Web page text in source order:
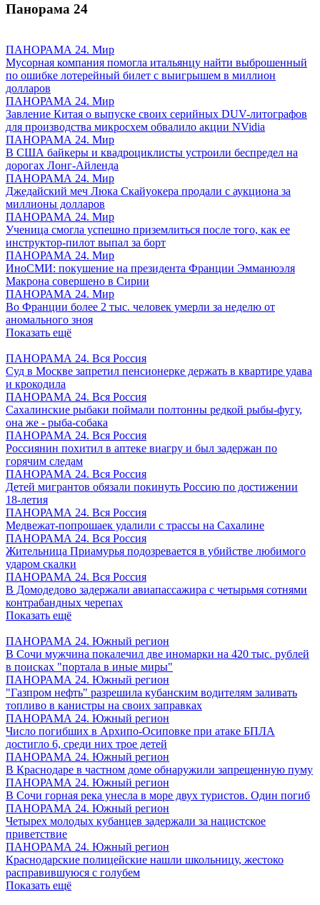
Панорама 24
ПАНОРАМА 24. Мир
Мусорная компания помогла итальянцу найти выброшенный
по ошибке лотерейный билет с выигрышем в миллион
долларов
ПАНОРАМА 24. Мир
Завление Китая о выпуске своих серийных DUV-литографов
для производства микросхем обвалило акции NVidia
ПАНОРАМА 24. Мир
В США байкеры и квадроциклисты устроили беспредел на
дорогах Лонг-Айленда
ПАНОРАМА 24. Мир
Джедайский меч Люка Скайуокера продали с аукциона за
миллионы долларов
ПАНОРАМА 24. Мир
Ученица смогла успешно приземлиться после того, как ее
инструктор-пилот выпал за борт
ПАНОРАМА 24. Мир
ИноСМИ: покушение на президента Франции Эмманюэля
Макрона совершено в Сирии
ПАНОРАМА 24. Мир
Во Франции более 2 тыс. человек умерли за неделю от
аномального зноя
Показать ещё
ПАНОРАМА 24. Вся Россия
Суд в Москве запретил пенсионерке держать в квартире удава
и крокодила
ПАНОРАМА 24. Вся Россия
Сахалинские рыбаки поймали полтонны редкой рыбы-фугу,
она же - рыба-собака
ПАНОРАМА 24. Вся Россия
Россиянин похитил в аптеке виагру и был задержан по
горячим следам
ПАНОРАМА 24. Вся Россия
Детей мигрантов обязали покинуть Россию по достижении
18-летия
ПАНОРАМА 24. Вся Россия
Медвежат-попрошаек удалили с трассы на Сахалине
ПАНОРАМА 24. Вся Россия
Жительница Приамурья подозревается в убийстве любимого
ударом скалки
ПАНОРАМА 24. Вся Россия
В Домодедово задержали авиапассажира с четырьмя сотнями
контрабандных черепах
Показать ещё
ПАНОРАМА 24. Южный регион
В Сочи мужчина покалечил две иномарки на 420 тыс. рублей
в поисках "портала в иные миры"
ПАНОРАМА 24. Южный регион
"Газпром нефть" разрешила кубанским водителям заливать
топливо в канистры на своих заправках
ПАНОРАМА 24. Южный регион
Число погибших в Архипо-Осиповке при атаке БПЛА
достигло 6, среди них трое детей
ПАНОРАМА 24. Южный регион
В Краснодаре в частном доме обнаружили запрещенную пуму
ПАНОРАМА 24. Южный регион
В Сочи горная река унесла в море двух туристов. Один погиб
ПАНОРАМА 24. Южный регион
Четырех молодых кубанцев задержали за нацистское
приветствие
ПАНОРАМА 24. Южный регион
Краснодарские полицейские нашли школьницу, жестоко
расправившуюся с голубем
Показать ещё